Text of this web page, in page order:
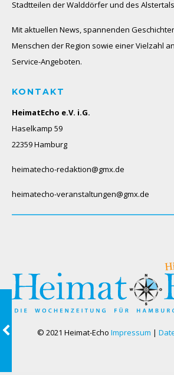
Stadtteilen der Walddörfer und des
Mit aktuellen News, spannenden
Menschen der Region sowie einer Vielzahl
Service-Angeboten.
KONTAKT
HeimatEcho e.V. i.G.
Haselkamp 59
22359 Hamburg
heimatecho-redaktion@gmx.de
heimatecho-veranstaltungen@gmx.de
© 2021 Heimat-Echo Impressum |